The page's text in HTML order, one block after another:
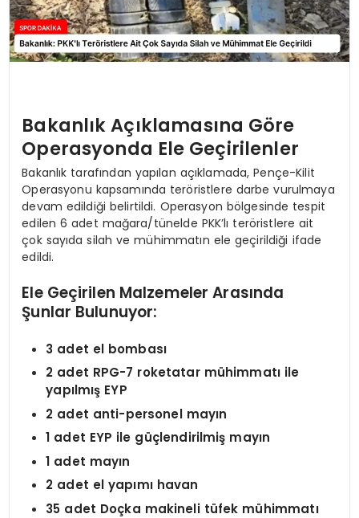
Bakanlık Açıklamasına Göre
Operasyonda Ele Geçirilenler
Bakanlık tarafından yapılan açıklamada, Pençe-Kilit
Operasyonu kapsamında teröristlere darbe vurulmaya
devam edildiği belirtildi. Operasyon bölgesinde tespit
edilen 6 adet mağara/tünelde PKK’lı teröristlere ait
çok sayıda silah ve mühimmatın ele geçirildiği ifade
edildi.
Ele Geçirilen Malzemeler Arasında
Şunlar Bulunuyor:
3 adet el bombası
2 adet RPG-7 roketatar mühimmatı ile
yapılmış EYP
2 adet anti-personel mayın
1 adet EYP ile güçlendirilmiş mayın
1 adet mayın
2 adet el yapımı havan
35 adet Doçka makineli tüfek mühimmatı